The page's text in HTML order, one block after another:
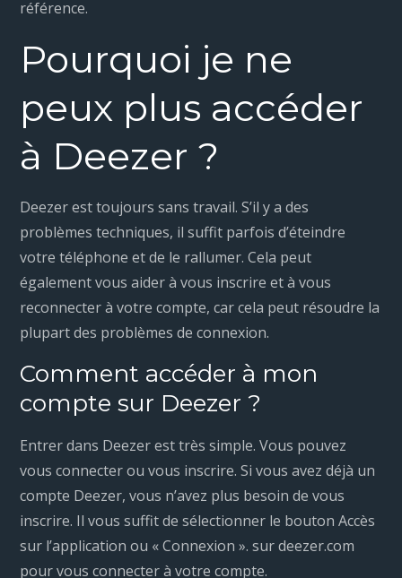
référence.
Pourquoi je ne
peux plus accéder
à Deezer ?
Deezer est toujours sans travail. S’il y a des
problèmes techniques, il suffit parfois d’éteindre
votre téléphone et de le rallumer. Cela peut
également vous aider à vous inscrire et à vous
reconnecter à votre compte, car cela peut résoudre la
plupart des problèmes de connexion.
Comment accéder à mon
compte sur Deezer ?
Entrer dans Deezer est très simple. Vous pouvez
vous connecter ou vous inscrire. Si vous avez déjà un
compte Deezer, vous n’avez plus besoin de vous
inscrire. Il vous suffit de sélectionner le bouton Accès
sur l’application ou « Connexion ». sur deezer.com
pour vous connecter à votre compte.